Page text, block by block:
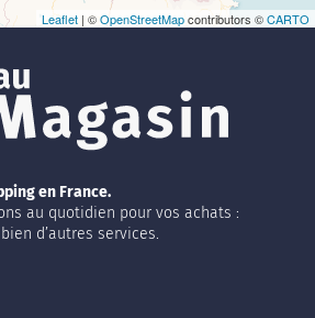
Leaflet | ©OpenStreetMapcontributors ©CARTO
en France.
au quotidien pour vos achats :
d’autres services.